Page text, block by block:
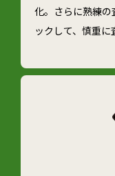
化。さらに熟練
ックして、慎重に